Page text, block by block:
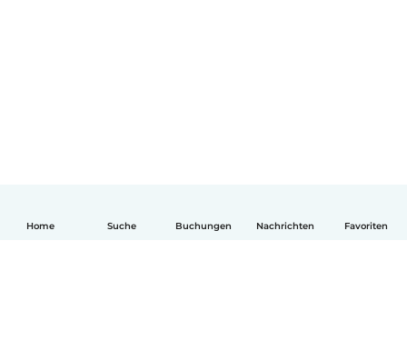
Home Suche Buchungen Nachrichten Favoriten